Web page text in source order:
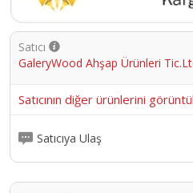
Satıcı
GaleryWood Ahşap Ürünleri
Satıcının diğer ürünlerini
Satıcıya Ulaş